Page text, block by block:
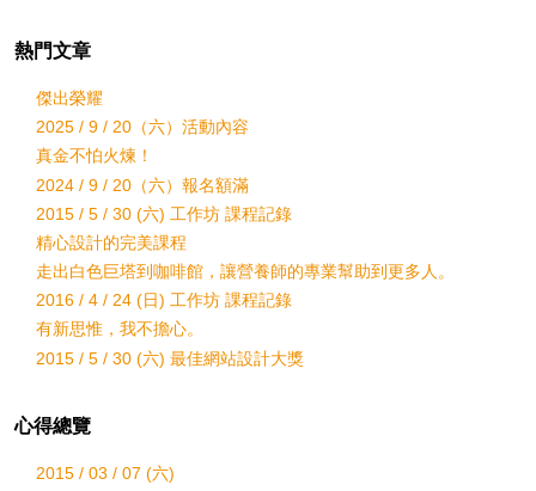
熱門文章
傑出榮耀
2025 / 9 / 20（六）活動內容
真金不怕火煉！
2024 / 9 / 20（六）報名額滿
2015 / 5 / 30 (六) 工作坊 課程記錄
精心設計的完美課程
走出白色巨塔到咖啡館，讓營養師的專業幫助到更多人。
2016 / 4 / 24 (日) 工作坊 課程記錄
有新思惟，我不擔心。
2015 / 5 / 30 (六) 最佳網站設計大獎
心得總覽
2015 / 03 / 07 (六)